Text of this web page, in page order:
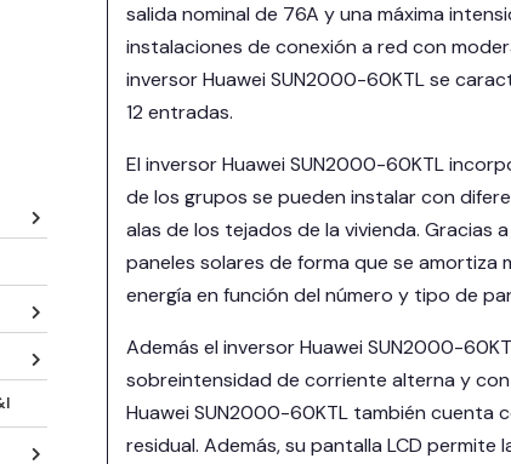
salida nominal de 76A y una máxima
instalaciones de conexión a red con
inversor Huawei SUN2000-60KTL se
12 entradas.
El inversor Huawei SUN2000-60KTL
de los grupos se pueden instalar con
alas de los tejados de la vivienda. Gracias
paneles solares de forma que se amortiza
energía en función del número y tipo de
Además el inversor Huawei SUN2000-
sobreintensidad de corriente alterna y
Huawei SUN2000-60KTL también cuenta
residual. Además, su pantalla LCD